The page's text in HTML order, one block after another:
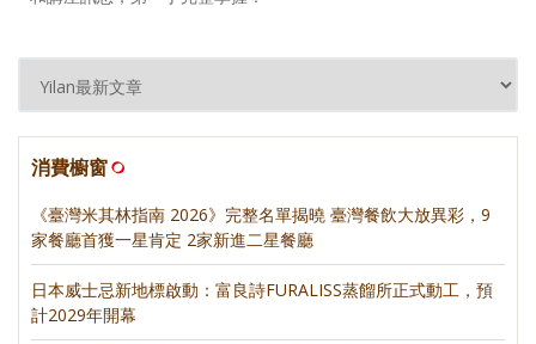
消費櫥窗
《臺灣米其林指南 2026》完整名單揭曉 臺灣餐飲大放異彩，9
家餐廳首獲一星肯定 2家新進二星餐廳
日本威士忌新地標啟動：富良詩FURALISS蒸餾所正式動工，預
計2029年開幕